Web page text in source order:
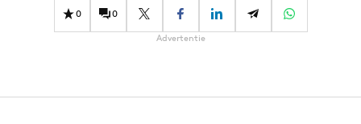
0 0
Advertentie